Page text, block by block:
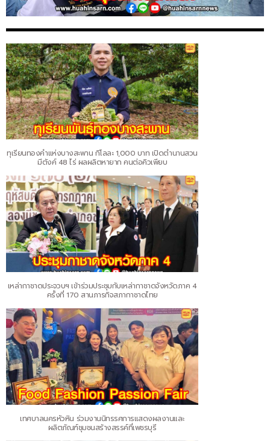
ทุเรียนทองคำแห่งบางสะพาน กิโลละ 1,000 บาท เปิดตำนานสวน
มีตังค์ 48 ไร่ ผลผลิตหายาก คนต่อคิวเพียบ
เหล่ากาชาดประจวบฯ เข้าร่วมประชุมกับเหล่ากาชาดจังหวัดภาค 4
ครั้งที่ 170 สานภารกิจสภากาชาดไทย
เทศบาลนครหัวหิน ร่วมงานนิทรรศการแสดงผลงานและ
ผลิตภัณฑ์ชุมชนสร้างสรรค์ที่เพชรบุรี